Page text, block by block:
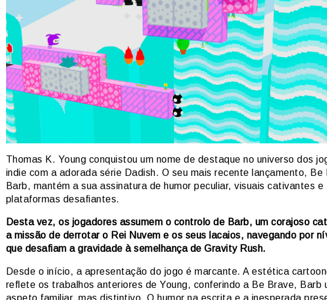
Thomas K. Young conquistou um nome de destaque no universo dos
indie com a adorada série Dadish. O seu mais recente lançamento, Be
Barb, mantém a sua assinatura de humor peculiar, visuais cativantes e
plataformas desafiantes.
Desta vez, os jogadores assumem o controlo de Barb, um corajoso
a missão de derrotar o Rei Nuvem e os seus lacaios, navegando por
que desafiam a gravidade à semelhança de Gravity Rush.
Desde o início, a apresentação do jogo é marcante. A estética
reflete os trabalhos anteriores de Young, conferindo a Be Brave, Barb
aspeto familiar, mas distintivo. O humor na escrita e a inesperada